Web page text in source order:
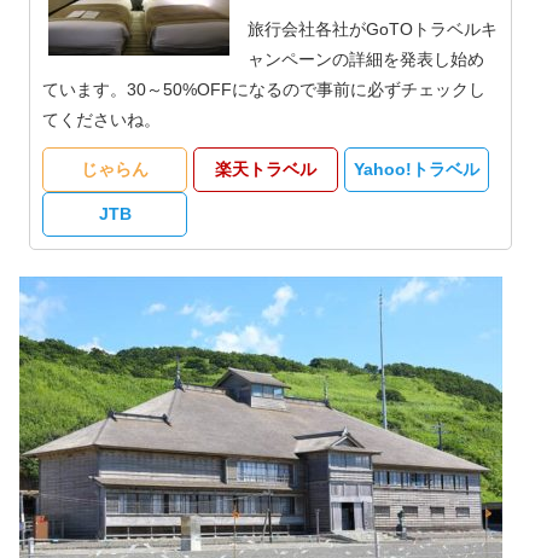
旅行会社各社がGoTOトラベルキ
ャンペーンの詳細を発表し始め
ています。30～50%OFFになるので事前に必ずチェックし
てくださいね。
じゃらん 楽天トラベル Yahoo!トラベル
JTB